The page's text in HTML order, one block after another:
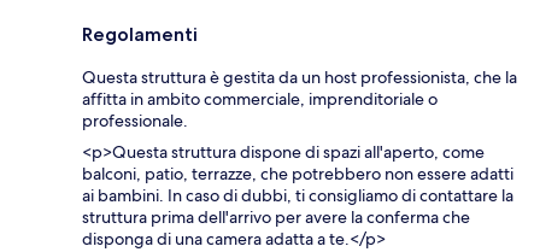
Regolamenti
Questa struttura è gestita da un host professionista, che la
affitta in ambito commerciale, imprenditoriale o
professionale.
<p>Questa struttura dispone di spazi all'aperto, come
balconi, patio, terrazze, che potrebbero non essere adatti
ai bambini. In caso di dubbi, ti consigliamo di contattare la
struttura prima dell'arrivo per avere la conferma che
disponga di una camera adatta a te.</p>